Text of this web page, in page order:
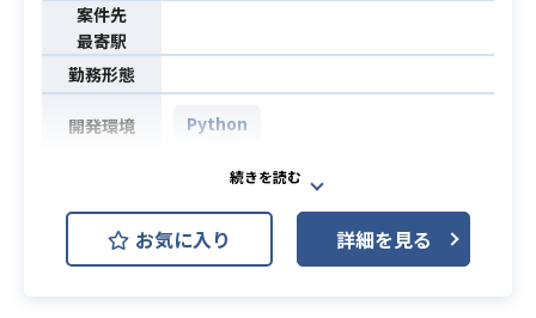
・フロントエンド開発経験5年以上
・Vue.jsでの開発経験
・半年以上のPJ開発を複数経験
設計・試験含めた開発経験
・同フロントエンドチーム内で5名以
上のメンバとやりとりしつつチーム
で開発した経験
案件先
最寄駅
勤務形態
開発環境 Python
データサイエンティストとして下記
の業務に携わって頂きます。
【業務詳細】
・ 顧客の分析要望に合わせたアドホ
お気に入り 詳細を見る